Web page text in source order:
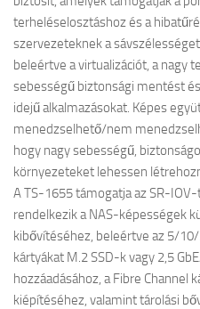
terheléselosztáshoz és a
szervezeteknek a
beleértve a virtualizációt, a nagy
sebességű biztonsági mentést
idejű alkalmazásokat. Képes
menedzselhető/nem
hogy nagy sebességű,
környezeteket lehessen
A TS-1655 támogatja az SR-
rendelkezik a NAS-képességek
kibővítéséhez, beleértve az 5/
kártyákat M.2 SSD-k vagy 2,5
hozzáadásához, a Fibre Channel
kiépítéséhez, valamint tárolási